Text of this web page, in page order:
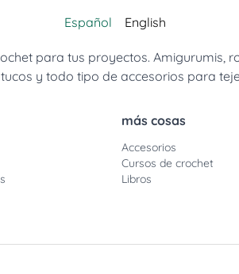
Español English
para tus proyectos. Amigurumis,
y todo tipo de accesorios para
más cosas
Accesorios
Cursos de crochet
Libros